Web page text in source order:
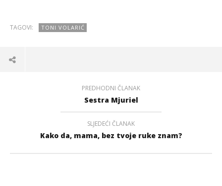
TAGOVI: TONI VOLARIĆ
PREDHODNI ČLANAK
Sestra Mjuriel
SLJEDEĆI ČLANAK
Kako da, mama, bez tvoje ruke znam?